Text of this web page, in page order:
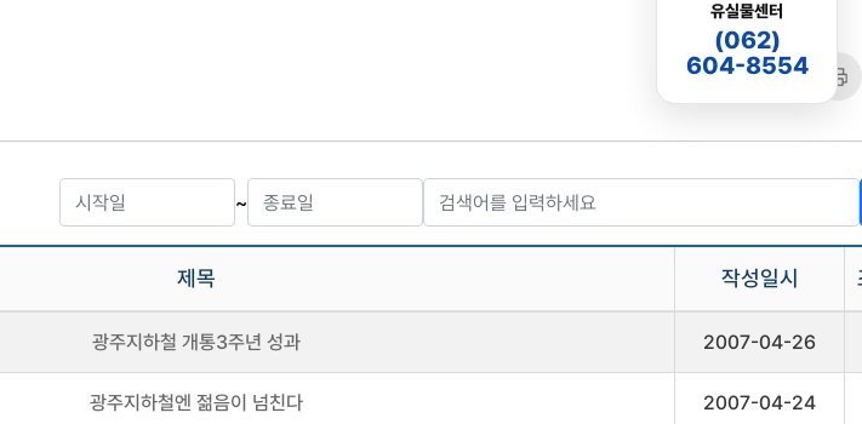
유실물센터
(062)
604-8554
공유
링크
프린
트
~
제목 작성일시
광주지하철 개통3주년 성과 2007-04-26
광주지하철엔 젊음이 넘친다 2007-04-24